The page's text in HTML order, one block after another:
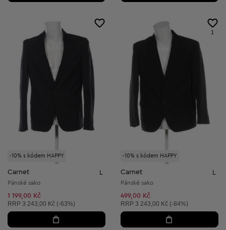
-10% s kódem HAPPY
Carnet
Pánské sako
1 199,00 Kč
Doporučená cena:
RRP 3 243,00 Kč (-63%)
-10% s kódem HAPPY
1
Carnet
Pánské sako
499,00 Kč
Doporučená cena:
RRP 3 243,00 Kč (-84%)